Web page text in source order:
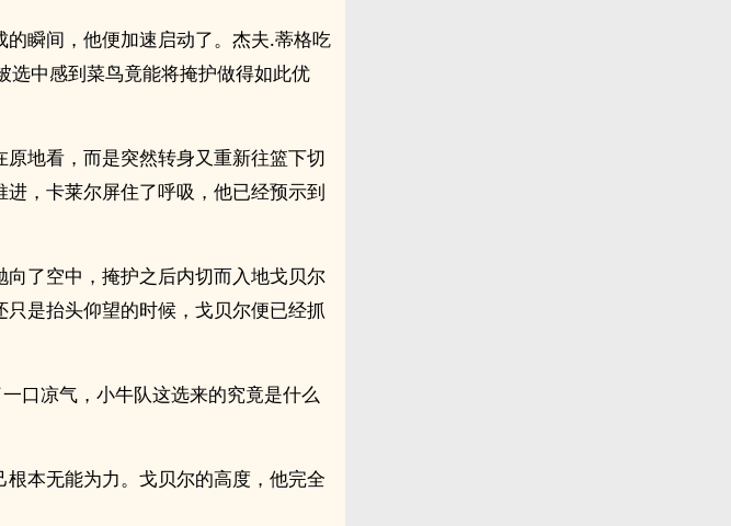
瞬间，他便加速启动了。杰夫.蒂格吃
选中感到菜鸟竟能将掩护做得如此优
地看，而是突然转身又重新往篮下切
，卡莱尔屏住了呼吸，他已经预示到
了空中，掩护之后内切而入地戈贝尔
是抬头仰望的时候，戈贝尔便已经抓
口凉气，小牛队这选来的究竟是什么
本无能为力。戈贝尔的高度，他完全